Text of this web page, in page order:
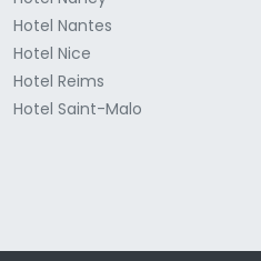
Hotel Nantes
Hotel Nice
Hotel Reims
Hotel Saint-Malo